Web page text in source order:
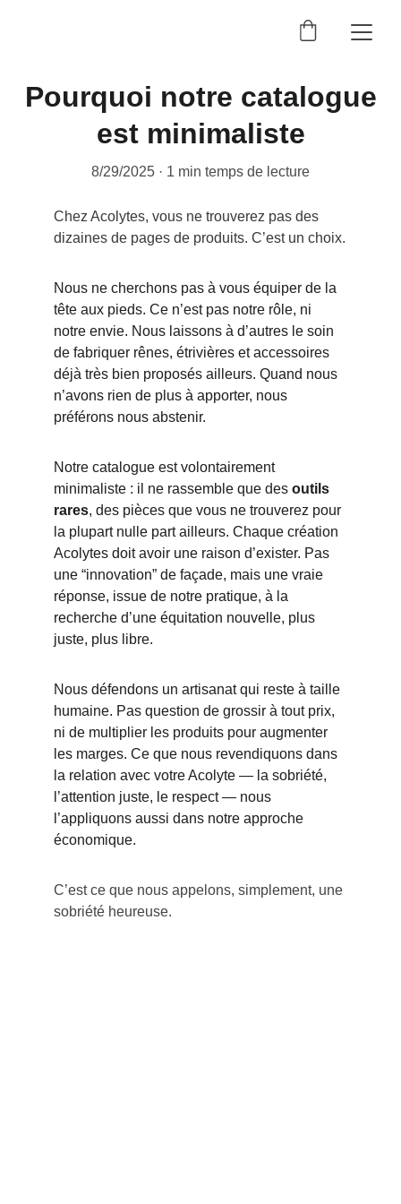
Pourquoi notre catalogue
est minimaliste
8/29/2025 1 min temps de lecture
Chez Acolytes, vous ne trouverez pas des
dizaines de pages de produits. C’est un choix.
Nous ne cherchons pas à vous équiper de la
tête aux pieds. Ce n’est pas notre rôle, ni
notre envie. Nous laissons à d’autres le soin
de fabriquer rênes, étrivières et accessoires
déjà très bien proposés ailleurs. Quand nous
n’avons rien de plus à apporter, nous
préférons nous abstenir.
Notre catalogue est volontairement
minimaliste : il ne rassemble que des outils
rares, des pièces que vous ne trouverez pour
la plupart nulle part ailleurs. Chaque création
Acolytes doit avoir une raison d’exister. Pas
une “innovation” de façade, mais une vraie
réponse, issue de notre pratique, à la
recherche d’une équitation nouvelle, plus
juste, plus libre.
Nous défendons un artisanat qui reste à taille
humaine. Pas question de grossir à tout prix,
ni de multiplier les produits pour augmenter
les marges. Ce que nous revendiquons dans
la relation avec votre Acolyte — la sobriété,
l’attention juste, le respect — nous
l’appliquons aussi dans notre approche
économique.
C’est ce que nous appelons, simplement, une
sobriété heureuse.